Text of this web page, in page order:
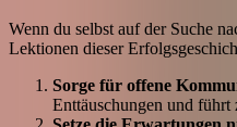
Wenn du selbst auf der Suche
Lektionen dieser
Sorge für offene
Enttäuschungen und führt